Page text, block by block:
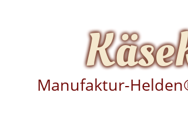
Manufaktur-